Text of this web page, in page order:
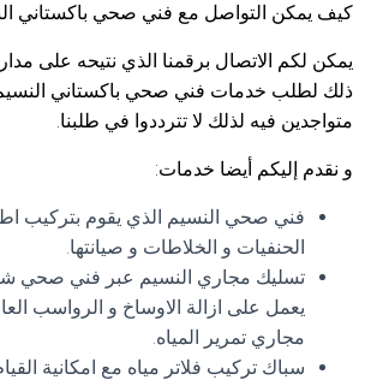
كيف يمكن التواصل مع فني صحي باكستاني
يمكن لكم الاتصال برقمنا الذي نتيحه على
ذلك لطلب خدمات فني صحي باكستاني
متواجدين فيه لذلك لا تترددوا في طلبنا.
و نقدم إليكم أيضا خدمات:
فني صحي النسيم الذي يقوم بتركيب
الحنفيات و الخلاطات و صيانتها.
تسليك مجاري النسيم عبر فني صحي
يعمل على ازالة الاوساخ و الرواسب
مجاري تمرير المياه.
سباك تركيب فلاتر مياه مع امكانية